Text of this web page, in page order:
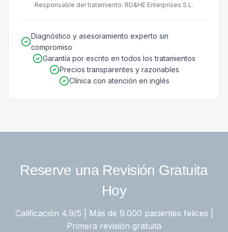
Responsable del tratamiento: RD&HE Enterprises S.L.
Diagnóstico y asesoramiento experto sin
compromiso
Garantía por escrito en todos los tratamientos
Precios transparentes y razonables
Clínica con atención en inglés
Reserve una Revisión Gratuita
Hoy
Calificación 4.9/5 | Más de 9.000 pacientes felices |
Primera revisión gratuita